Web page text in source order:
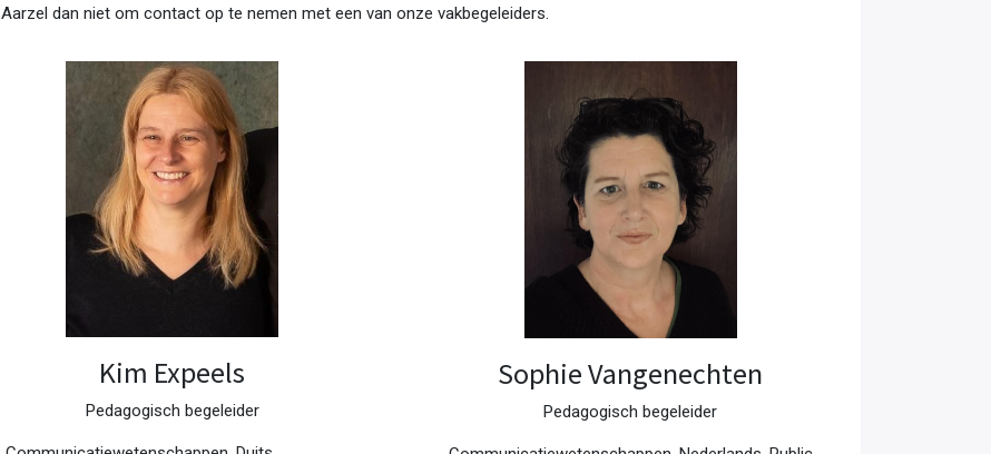
Aarzel dan niet om contact op te nemen met een van onze vakbegeleiders.
Kim Expeels
Pedagogisch begeleider
Sophie Vangenechten
Pedagogisch begeleider